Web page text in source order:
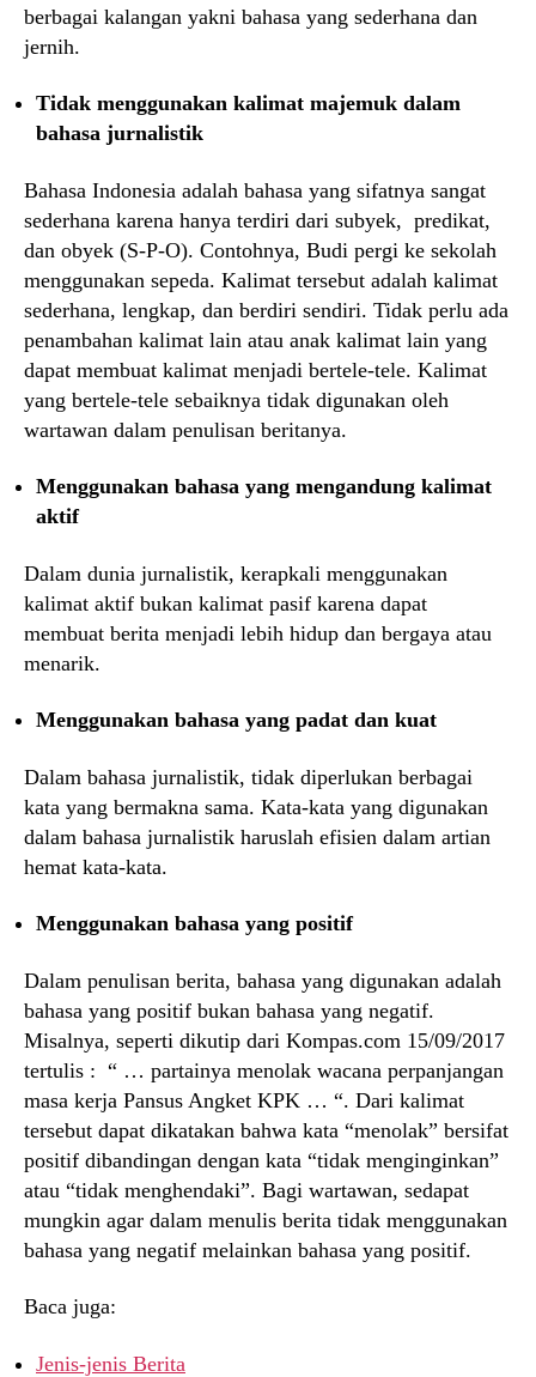
berbagai kalangan yakni bahasa yang sederhana dan
jernih.
Tidak menggunakan kalimat majemuk dalam
bahasa jurnalistik
Bahasa Indonesia adalah bahasa yang sifatnya sangat
sederhana karena hanya terdiri dari subyek, predikat,
dan obyek (S-P-O). Contohnya, Budi pergi ke sekolah
menggunakan sepeda. Kalimat tersebut adalah kalimat
sederhana, lengkap, dan berdiri sendiri. Tidak perlu ada
penambahan kalimat lain atau anak kalimat lain yang
dapat membuat kalimat menjadi bertele-tele. Kalimat
yang bertele-tele sebaiknya tidak digunakan oleh
wartawan dalam penulisan beritanya.
Menggunakan bahasa yang mengandung kalimat
aktif
Dalam dunia jurnalistik, kerapkali menggunakan
kalimat aktif bukan kalimat pasif karena dapat
membuat berita menjadi lebih hidup dan bergaya atau
menarik.
Menggunakan bahasa yang padat dan kuat
Dalam bahasa jurnalistik, tidak diperlukan berbagai
kata yang bermakna sama. Kata-kata yang digunakan
dalam bahasa jurnalistik haruslah efisien dalam artian
hemat kata-kata.
Menggunakan bahasa yang positif
Dalam penulisan berita, bahasa yang digunakan adalah
bahasa yang positif bukan bahasa yang negatif.
Misalnya, seperti dikutip dari Kompas.com 15/09/2017
tertulis : “ … partainya menolak wacana perpanjangan
masa kerja Pansus Angket KPK … “. Dari kalimat
tersebut dapat dikatakan bahwa kata “menolak” bersifat
positif dibandingan dengan kata “tidak menginginkan”
atau “tidak menghendaki”. Bagi wartawan, sedapat
mungkin agar dalam menulis berita tidak menggunakan
bahasa yang negatif melainkan bahasa yang positif.
Baca juga:
Jenis-jenis Berita